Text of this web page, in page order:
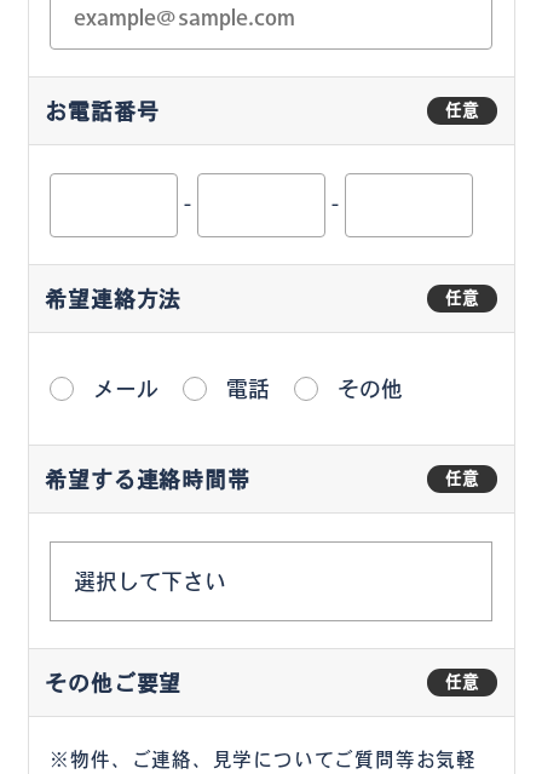
任意
お電話番号
- -
任意
希望連絡方法
メール 電話 その他
任意
希望する連絡時間帯
任意
その他ご要望
※物件、ご連絡、見学についてご質問等お気軽